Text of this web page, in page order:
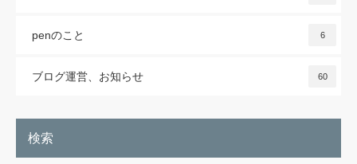
penのこと 6
ブログ運営、お知らせ 60
検索